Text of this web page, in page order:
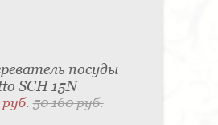
посуды
SCH 15N
руб.50 160 руб.